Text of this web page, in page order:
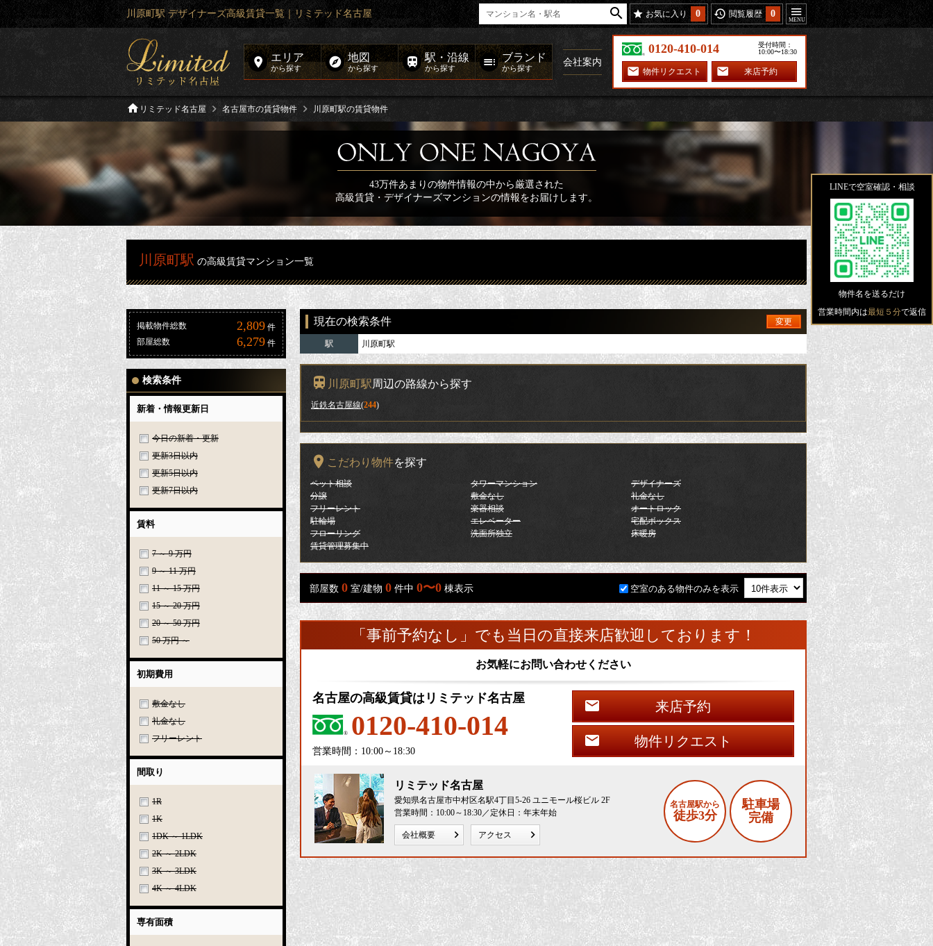
川原町駅 デザイナーズ高級賃貸一覧｜リミテッド名古屋 お気に入り 0 閲覧履歴 0
エリア
から探す
地図
から探す
駅・沿線
から探す
ブランド
から探す
会社案内
0120-410-014
受付時間：
10:00〜18:30
物件リクエスト 来店予約
リミテッド名古屋 名古屋市の賃貸物件 川原町駅の賃貸物件
43万件あまりの物件情報の中から厳選された
高級賃貸・デザイナーズマンションの情報をお届けします。
川原町駅 の高級賃貸マンション一覧
掲載物件総数 2,809 件
部屋総数
6,279 件
検索条件
新着・情報更新日
今日の新着・更新
更新3日以内
更新5日以内
更新7日以内
賃料
7 ～ 9 万円
9 ～ 11 万円
11 ～ 15 万円
15 ～ 20 万円
20 ～ 50 万円
50 万円 ～
初期費用
敷金なし
礼金なし
フリーレント
間取り
1R
1K
1DK ～ 1LDK
2K ～ 2LDK
3K ～ 3LDK
4K ～ 4LDK
専有面積
現在の検索条件 変更
駅 川原町駅
川原町駅周辺の路線から探す
近鉄名古屋線(244)
こだわり物件を探す
ペット相談 タワーマンション
デザイナーズ
分譲
敷金なし
礼金なし
フリーレント
楽器相談
オートロック
駐輪場
エレベーター
宅配ボックス
フローリング
洗面所独立
床暖房
賃貸管理募集中
部屋数 0 室/建物 0 件中 0〜0 棟表示 空室のある物件のみを表示
「事前予約なし」でも当日の直接来店歓迎しております！
お気軽にお問い合わせください
名古屋の高級賃貸はリミテッド名古屋
0120-410-014
営業時間：10:00～18:30
来店予約
物件リクエスト
リミテッド名古屋
愛知県名古屋市中村区名駅4丁目5-26 ユニモール桜ビル 2F
営業時間：10:00～18:30／定休日：年末年始
会社概要 アクセス
名古屋駅から
徒歩3分
駐車場
完備
LINEで空室確認・相談
物件名を送るだけ
営業時間内は最短５分で返信